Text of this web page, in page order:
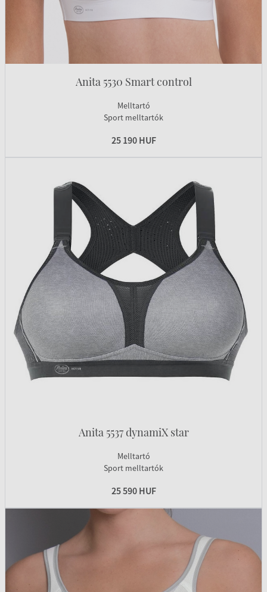
Anita 5530 Smart control
Melltartó
Sport melltartók
25 190 HUF
Anita 5537 dynamiX star
Melltartó
Sport melltartók
25 590 HUF